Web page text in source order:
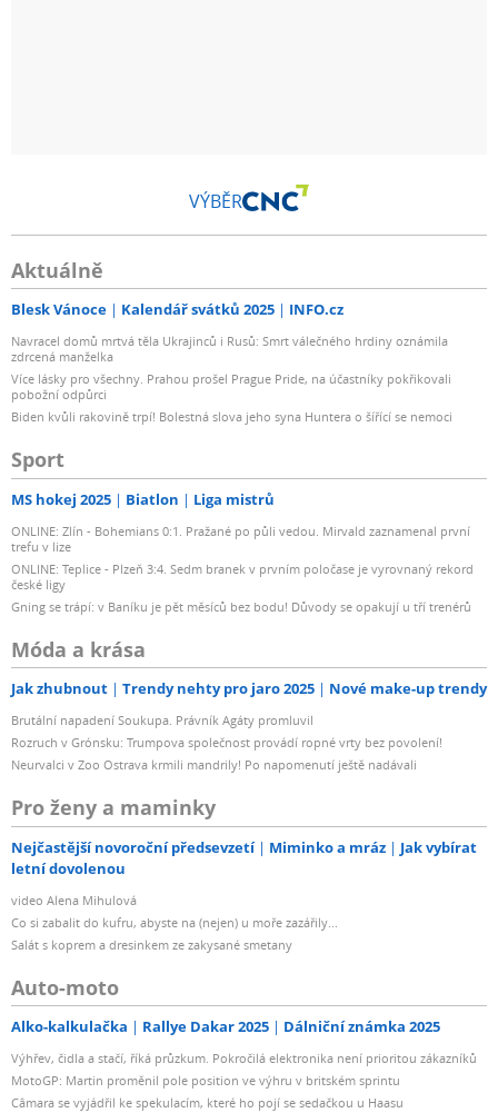
VÝBĚR
Aktuálně
Blesk Vánoce Kalendář svátků 2025 INFO.cz
Navracel domů mrtvá těla Ukrajinců i Rusů: Smrt válečného hrdiny oznámila
zdrcená manželka
Více lásky pro všechny. Prahou prošel Prague Pride, na účastníky pokřikovali
pobožní odpůrci
Biden kvůli rakovině trpí! Bolestná slova jeho syna Huntera o šířící se nemoci
Sport
MS hokej 2025 Biatlon Liga mistrů
ONLINE: Zlín - Bohemians 0:1. Pražané po půli vedou. Mirvald zaznamenal první
trefu v lize
ONLINE: Teplice - Plzeň 3:4. Sedm branek v prvním poločase je vyrovnaný rekord
české ligy
Gning se trápí: v Baníku je pět měsíců bez bodu! Důvody se opakují u tří trenérů
Móda a krása
Jak zhubnout Trendy nehty pro jaro 2025 Nové make-up trendy
Brutální napadení Soukupa. Právník Agáty promluvil
Rozruch v Grónsku: Trumpova společnost provádí ropné vrty bez povolení!
Neurvalci v Zoo Ostrava krmili mandrily! Po napomenutí ještě nadávali
Pro ženy a maminky
Nejčastější novoroční předsevzetí Miminko a mráz
Jak vybírat
letní dovolenou
video Alena Mihulová
Co si zabalit do kufru, abyste na (nejen) u moře zazářily...
Salát s koprem a dresinkem ze zakysané smetany
Auto-moto
Alko-kalkulačka Rallye Dakar 2025 Dálniční známka 2025
Výhřev, čidla a stačí, říká průzkum. Pokročilá elektronika není prioritou zákazníků
MotoGP: Martin proměnil pole position ve výhru v britském sprintu
Câmara se vyjádřil ke spekulacím, které ho pojí se sedačkou u Haasu